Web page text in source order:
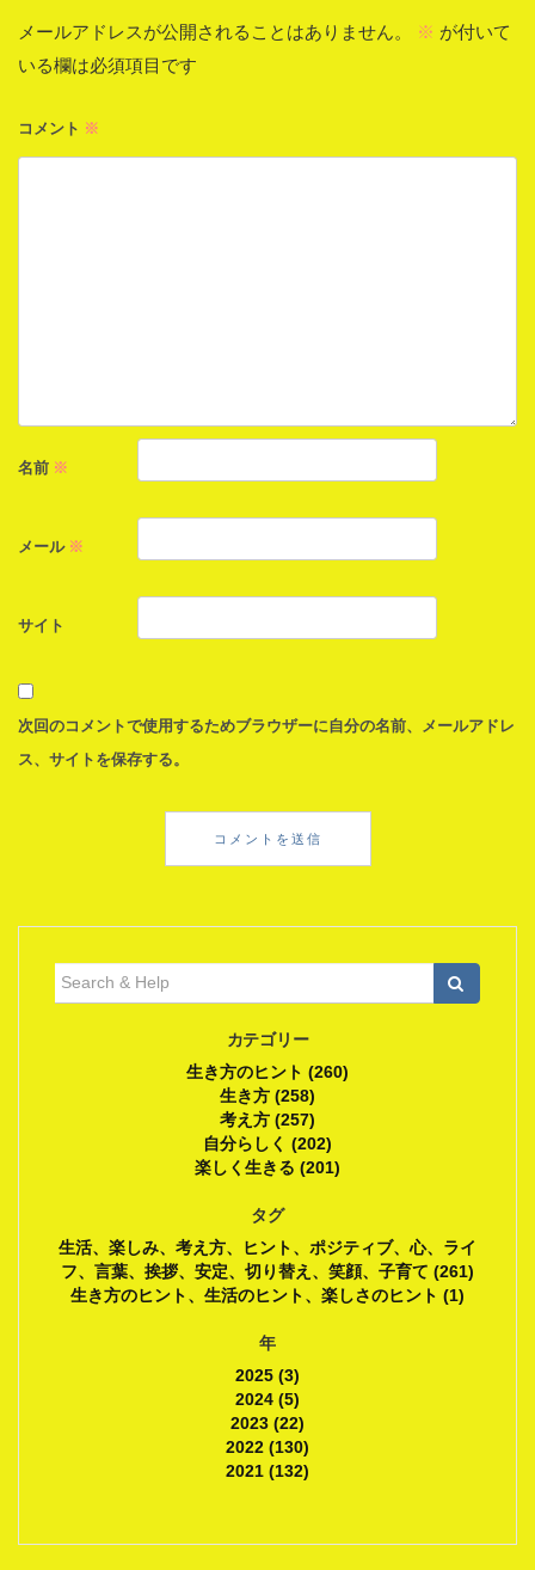
ゲ
ー
シ
ョ
メールアドレスが公開されることはありません。 ※ が付いて
いる欄は必須項目です
コメント ※
名前 ※
メール ※
サイト
次回のコメントで使用するためブラウザーに自分の名前、メールアドレ
ス、サイトを保存する。
カテゴリー
生き方のヒント (260)
生き方 (258)
考え方 (257)
自分らしく (202)
楽しく生きる (201)
タグ
生活、楽しみ、考え方、ヒント、ポジティブ、心、ライ
フ、言葉、挨拶、安定、切り替え、笑顔、子育て (261)
生き方のヒント、生活のヒント、楽しさのヒント (1)
年
2025 (3)
2024 (5)
2023 (22)
2022 (130)
2021 (132)